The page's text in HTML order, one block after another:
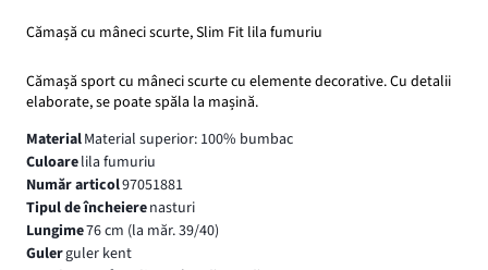
Cămașă cu mâneci scurte, Slim Fit lila fumuriu
Cămașă sport cu mâneci scurte cu elemente decorative. Cu detalii
elaborate, se poate spăla la mașină.
MaterialMaterial superior: 100% bumbac
Culoarelila fumuriu
Număr articol97051881
Tipul de încheierenasturi
Lungime76 cm (la măr. 39/40)
Gulerguler kent